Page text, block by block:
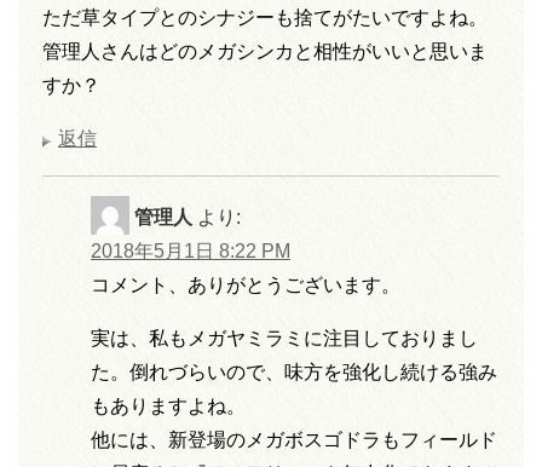
ただ草タイプとのシナジーも捨てがたいですよね。
管理人さんはどのメガシンカと相性がいいと思いま
すか？
返信
管理人 より:
2018年5月1日 8:22 PM
コメント、ありがとうございます。
実は、私もメガヤミラミに注目しておりまし
た。倒れづらいので、味方を強化し続ける強み
もありますよね。
他には、新登場のメガボスゴドラもフィールド